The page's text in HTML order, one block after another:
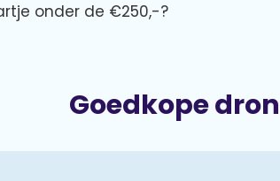
onder de €250,-?
Goedkope